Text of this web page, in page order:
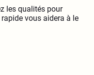
les qualités pour
vous aidera à le